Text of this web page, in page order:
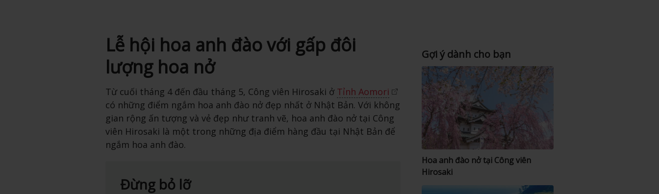
Lễ hội hoa anh đào với gấp đôi
lượng hoa nở
Từ cuối tháng 4 đến đầu tháng 5, Công viên Hirosaki ở Tỉnh Aomori
có những điểm ngắm hoa anh đào nở đẹp nhất ở Nhật Bản. Với không
gian rộng ấn tượng và vẻ đẹp như tranh vẽ, hoa anh đào nở tại Công
viên Hirosaki là một trong những địa điểm hàng đầu tại Nhật Bản để
ngắm hoa anh đào.
Đừng bỏ lỡ
Gợi ý dành cho bạn
Hoa anh đào nở tại Công viên
Hirosaki